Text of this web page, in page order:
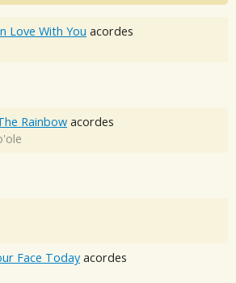
Love With You acordes
Rainbow acordes
Face Today acordes